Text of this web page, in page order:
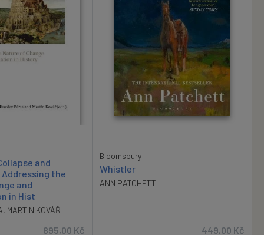
and
the
and
in Hist
, MARTIN KOVÁŘ
895,00Kč
Bloomsbury
Whistler
ANN PATCHETT
449,00Kč